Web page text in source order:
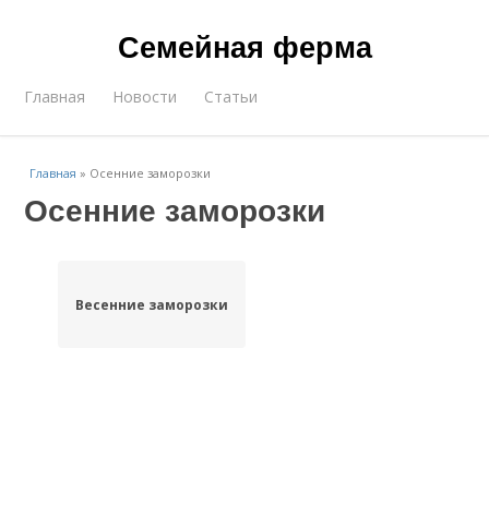
Семейная ферма
Главная Новости Статьи
Главная » Осенние заморозки
Осенние заморозки
Весенние заморозки